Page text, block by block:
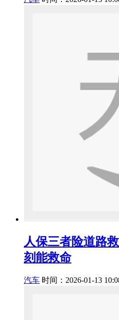
人保三者险道路
刻能救命
汽车 时间：2026-01-13